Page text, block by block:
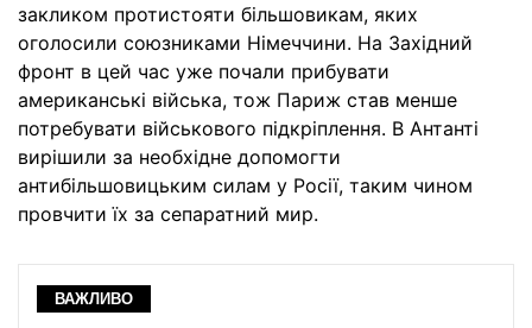
закликом протистояти більшовикам, яких
оголосили союзниками Німеччини. На Західний
фронт в цей час уже почали прибувати
американські війська, тож Париж став менше
потребувати військового підкріплення. В Антанті
вирішили за необхідне допомогти
антибільшовицьким силам у Росії, таким чином
провчити їх за сепаратний мир.
ВАЖЛИВО